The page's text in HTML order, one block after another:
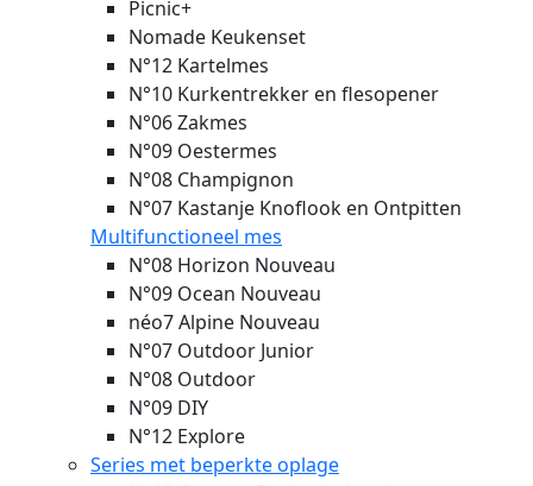
Picnic+
Nomade Keukenset
N°12 Kartelmes
N°10 Kurkentrekker en flesopener
N°06 Zakmes
N°09 Oestermes
N°08 Champignon
N°07 Kastanje Knoflook en Ontpitten
Multifunctioneel mes
N°08 Horizon Nouveau
N°09 Ocean Nouveau
néo7 Alpine Nouveau
N°07 Outdoor Junior
N°08 Outdoor
N°09 DIY
N°12 Explore
Series met beperkte oplage